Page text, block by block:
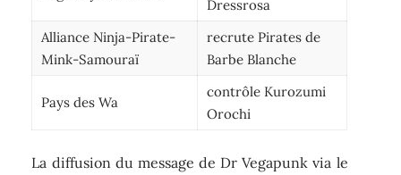
Dressrosa
Alliance Ninja-Pirate-
Mink-Samouraï
recrute Pirates de
Barbe Blanche
Pays des Wa
contrôle Kurozumi
Orochi
La diffusion du message de Dr Vegapunk via le